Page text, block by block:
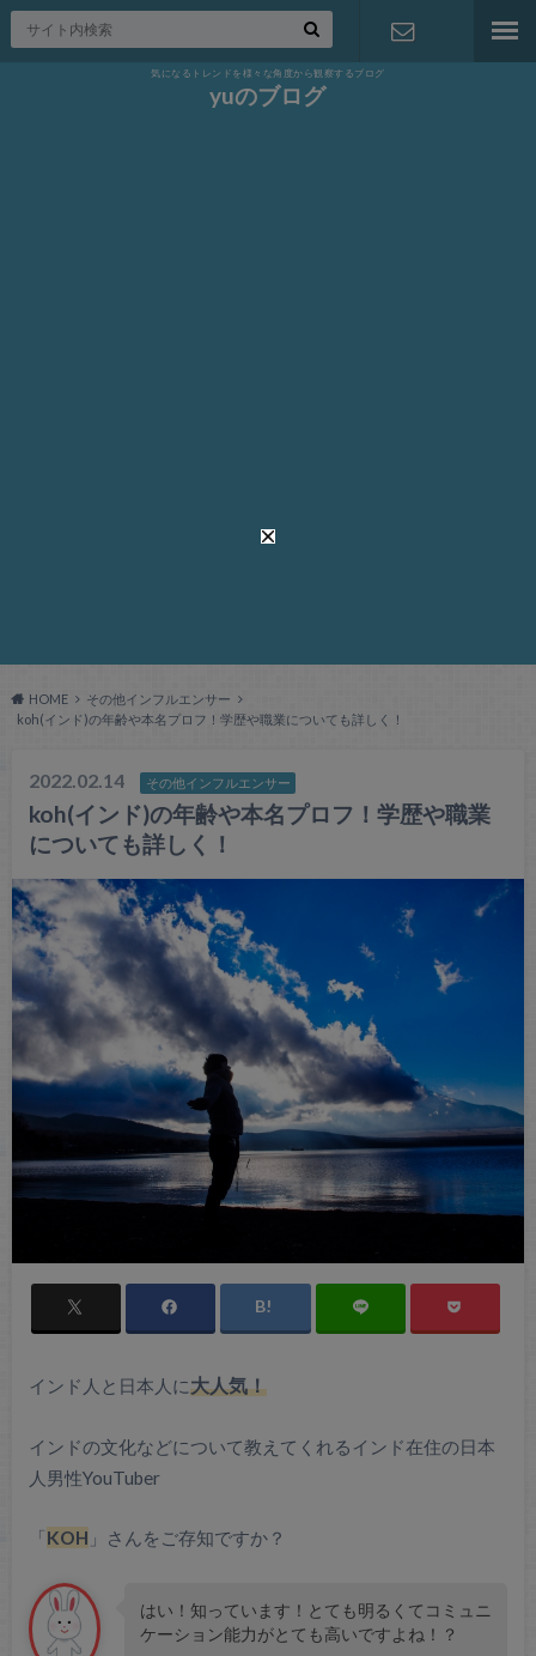
気になるトレンドを様々な角度から観察するブログ
yuのブログ
HOME
その他インフルエンサー
koh(インド)の年齢や本名プロフ！学歴や職業についても詳しく！
2022.02.14 その他インフルエンサー
koh(インド)の年齢や本名プロフ！学歴や職業
についても詳しく！
インド人と日本人に大人気！
インドの文化などについて教えてくれるインド在住の日本
人男性YouTuber
「KOH 」さんをご存知ですか？
はい！知っています！とても明るくてコミュニ
ケーション能力がとても高いですよね！？